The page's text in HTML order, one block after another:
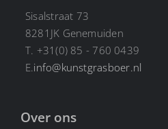
Sisalstraat 73
8281JK Genemuiden
T. +31(0) 85 - 760 0439
E.info@kunstgrasboer.nl
Over ons